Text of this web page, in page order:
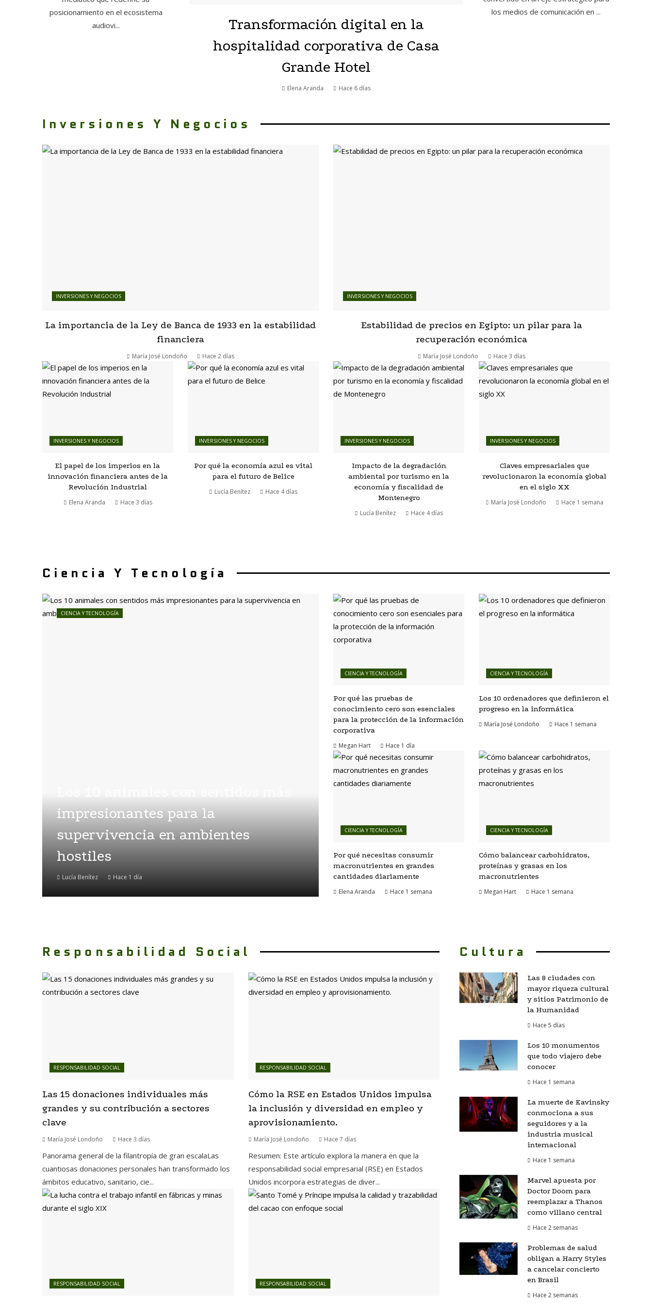
Transformación digital en la
hospitalidad corporativa de Casa
Grande Hotel
Elena Aranda Hace 6 días
posicionamiento en el ecosistema
audiovi...
los medios de comunicación en ...
Inversiones Y Negocios
INVERSIONES Y NEGOCIOS
La importancia de la Ley de Banca de 1933 en la estabilidad
financiera
María José Londoño Hace 2 días
INVERSIONES Y NEGOCIOS
Estabilidad de precios en Egipto: un pilar para la
recuperación económica
María José Londoño Hace 3 días
INVERSIONES Y NEGOCIOS
El papel de los imperios en la
innovación financiera antes de la
Revolución Industrial
Elena Aranda Hace 3 días
INVERSIONES Y NEGOCIOS
Por qué la economía azul es vital
para el futuro de Belice
Lucía Benítez Hace 4 días
INVERSIONES Y NEGOCIOS
Impacto de la degradación
ambiental por turismo en la
economía y fiscalidad de
Montenegro
Lucía Benítez Hace 4 días
INVERSIONES Y NEGOCIOS
Claves empresariales que
revolucionaron la economía global
en el siglo XX
María José Londoño Hace 1 semana
Ciencia Y Tecnología
impresionantes para la
supervivencia en ambientes
hostiles
Lucía Benítez Hace 1 día
CIENCIA Y TECNOLOGÍA
CIENCIA Y TECNOLOGÍA
Por qué las pruebas de
conocimiento cero son esenciales
para la protección de la información
corporativa
Megan Hart Hace 1 día
CIENCIA Y TECNOLOGÍA
Los 10 ordenadores que definieron el
progreso en la informática
María José Londoño Hace 1 semana
CIENCIA Y TECNOLOGÍA
Por qué necesitas consumir
macronutrientes en grandes
cantidades diariamente
Elena Aranda Hace 1 semana
CIENCIA Y TECNOLOGÍA
Cómo balancear carbohidratos,
proteínas y grasas en los
macronutrientes
Megan Hart Hace 1 semana
Responsabilidad Social
RESPONSABILIDAD SOCIAL
Las 15 donaciones individuales más
grandes y su contribución a sectores
clave
María José Londoño Hace 3 días
Panorama general de la filantropía de gran escalaLas
cuantiosas donaciones personales han transformado los
ámbitos educativo, sanitario, cie...
RESPONSABILIDAD SOCIAL
Cómo la RSE en Estados Unidos impulsa
la inclusión y diversidad en empleo y
aprovisionamiento.
María José Londoño Hace 7 días
Resumen: Este artículo explora la manera en que la
responsabilidad social empresarial (RSE) en Estados
Unidos incorpora estrategias de diver...
RESPONSABILIDAD SOCIAL RESPONSABILIDAD SOCIAL
Cultura
Las 8 ciudades con
mayor riqueza cultural
y sitios Patrimonio de
la Humanidad
Hace 5 días
Los 10 monumentos
que todo viajero debe
conocer
Hace 1 semana
La muerte de Kavinsky
conmociona a sus
seguidores y a la
industria musical
internacional
Hace 1 semana
Marvel apuesta por
Doctor Doom para
reemplazar a Thanos
como villano central
Hace 2 semanas
Problemas de salud
obligan a Harry Styles
a cancelar concierto
en Brasil
Hace 2 semanas